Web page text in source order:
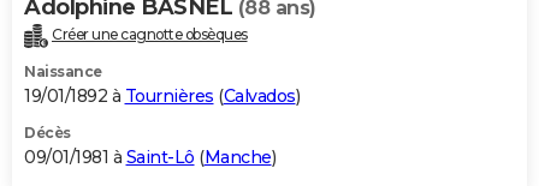
Adolphine BASNEL (88 ans)
Créer une cagnotte obsèques
Naissance
19/01/1892 à Tournières (Calvados)
Décès
09/01/1981 à Saint-Lô (Manche)